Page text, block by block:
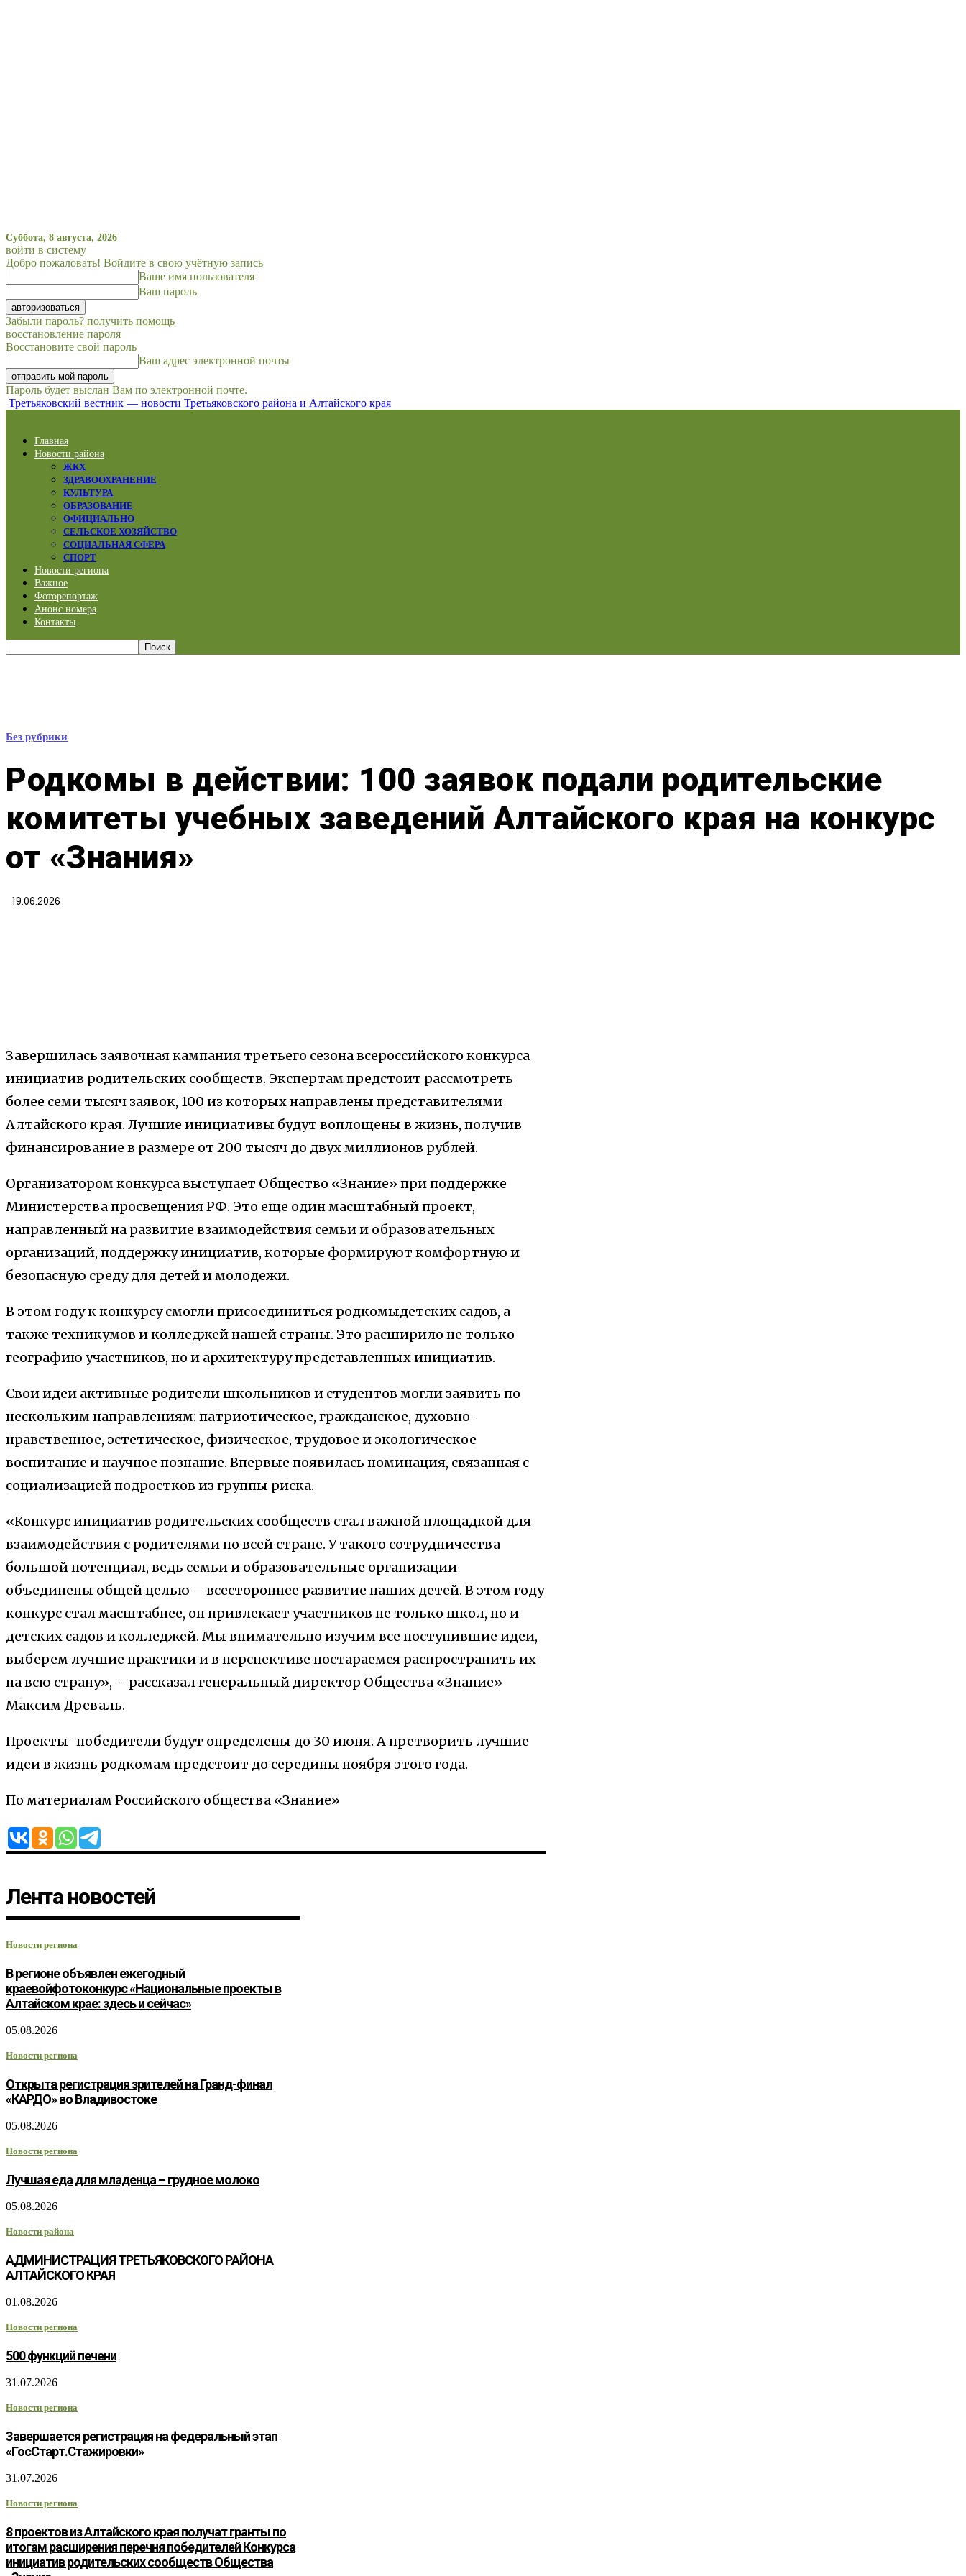
Суббота, 8 августа, 2026
войти в систему
Добро пожаловать! Войдите в свою учётную запись
Ваше имя пользователя
Ваш пароль
Забыли пароль? получить помощь
восстановление пароля
Восстановите свой пароль
Ваш адрес электронной почты
Пароль будет выслан Вам по электронной почте.
Третьяковский вестник — новости Третьяковского района и Алтайского края
Главная
Новости района
ЖКХ
ЗДРАВООХРАНЕНИЕ
КУЛЬТУРА
ОБРАЗОВАНИЕ
ОФИЦИАЛЬНО
СЕЛЬСКОЕ ХОЗЯЙСТВО
СОЦИАЛЬНАЯ СФЕРА
СПОРТ
Новости региона
Важное
Фоторепортаж
Анонс номера
Контакты
Без рубрики
Родкомы в действии: 100 заявок подали родительские
комитеты учебных заведений Алтайского края на конкурс
от «Знания»
19.06.2026
Завершилась заявочная кампания третьего сезона всероссийского конкурса
инициатив родительских сообществ. Экспертам предстоит рассмотреть
более семи тысяч заявок, 100 из которых направлены представителями
Алтайского края. Лучшие инициативы будут воплощены в жизнь, получив
финансирование в размере от 200 тысяч до двух миллионов рублей.
Организатором конкурса выступает Общество «Знание» при поддержке
Министерства просвещения РФ. Это еще один масштабный проект,
направленный на развитие взаимодействия семьи и образовательных
организаций, поддержку инициатив, которые формируют комфортную и
безопасную среду для детей и молодежи.
В этом году к конкурсу смогли присоединиться родкомыдетских садов, а
также техникумов и колледжей нашей страны. Это расширило не только
географию участников, но и архитектуру представленных инициатив.
Свои идеи активные родители школьников и студентов могли заявить по
нескольким направлениям: патриотическое, гражданское, духовно-
нравственное, эстетическое, физическое, трудовое и экологическое
воспитание и научное познание. Впервые появилась номинация, связанная с
социализацией подростков из группы риска.
«Конкурс инициатив родительских сообществ стал важной площадкой для
взаимодействия с родителями по всей стране. У такого сотрудничества
большой потенциал, ведь семьи и образовательные организации
объединены общей целью – всестороннее развитие наших детей. В этом году
конкурс стал масштабнее, он привлекает участников не только школ, но и
детских садов и колледжей. Мы внимательно изучим все поступившие идеи,
выберем лучшие практики и в перспективе постараемся распространить их
на всю страну», – рассказал генеральный директор Общества «Знание»
Максим Древаль.
Проекты-победители будут определены до 30 июня. А претворить лучшие
идеи в жизнь родкомам предстоит до середины ноября этого года.
По материалам Российского общества «Знание»
Лента новостей
Новости региона
В регионе объявлен ежегодный
краевойфотоконкурс «Национальные проекты в
Алтайском крае: здесь и сейчас»
05.08.2026
Новости региона
Открыта регистрация зрителей на Гранд-финал
«КАРДО» во Владивостоке
05.08.2026
Новости региона
Лучшая еда для младенца – грудное молоко
05.08.2026
Новости района
АДМИНИСТРАЦИЯ ТРЕТЬЯКОВСКОГО РАЙОНА
АЛТАЙСКОГО КРАЯ
01.08.2026
Новости региона
500 функций печени
31.07.2026
Новости региона
Завершается регистрация на федеральный этап
«ГосСтарт.Стажировки»
31.07.2026
Новости региона
8 проектов из Алтайского края получат гранты по
итогам расширения перечня победителей Конкурса
инициатив родительских сообществ Общества